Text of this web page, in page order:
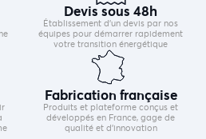
Devis sous 48h
Établissement d’un devis par nos
équipes pour démarrer rapidement
votre transition énergétique
Fabrication française
Produits et plateforme conçus et
développés en France, gage de
qualité et d’innovation